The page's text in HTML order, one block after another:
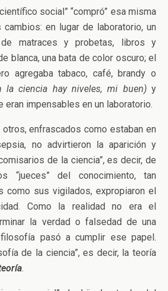
social” “compró” esa misma
cambios: en lugar de laboratorio, un
matraces y probetas, libros y
blanca, una bata de color oscuro; el
agregaba tabaco, café, brandy o
la ciencia hay niveles, mi buen)y
eran impensables en un laboratorio.
enfrascados como estaban en
no advirtieron la aparición y
de la ciencia”, es decir, de
“jueces” del conocimiento, tan
como sus vigilados, expropiaron el
Como la realidad no era el
la verdad o falsedad de una
pasó a cumplir ese papel.
de la ciencia”, es decir, la teoría
.